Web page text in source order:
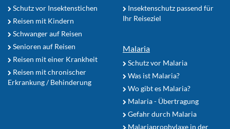
Schutz vor Insektenstichen
Reisen mit Kindern
Schwanger auf Reisen
Senioren auf Reisen
Reisen mit einer Krankheit
Reisen mit chronischer
Erkrankung / Behinderung
Insektenschutz passend für
Ihr Reiseziel
Malaria
Schutz vor Malaria
Was ist Malaria?
Wo gibt es Malaria?
Malaria - Übertragung
Gefahr durch Malaria
Malariaprophylaxe in der